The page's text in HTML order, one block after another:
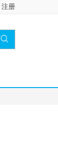
注册
